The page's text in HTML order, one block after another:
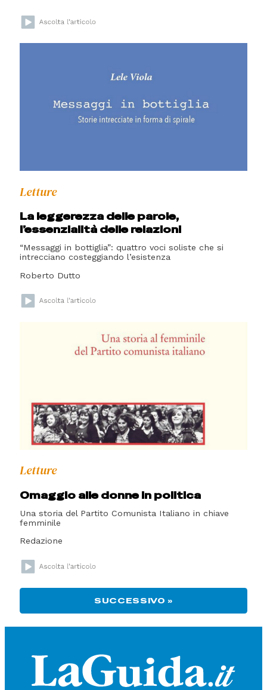
Letture
La leggerezza delle parole,
l’essenzialità delle relazioni
“Messaggi in bottiglia”: quattro voci soliste che si
intrecciano costeggiando l’esistenza
Roberto Dutto
Letture
Omaggio alle donne in politica
Una storia del Partito Comunista Italiano in chiave
femminile
Redazione
SUCCESSIVO »